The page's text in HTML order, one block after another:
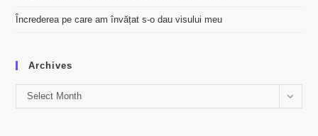
Încrederea pe care am învățat s-o dau visului meu
Archives
Archives
Select Month